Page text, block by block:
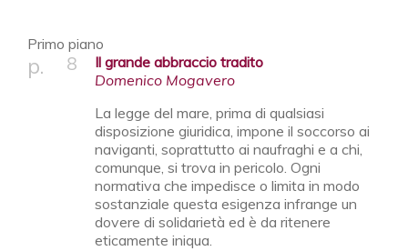
Primo piano
8
Il grande abbraccio tradito
Domenico Mogavero
La legge del mare, prima di qualsiasi
disposizione giuridica, impone il soccorso ai
naviganti, soprattutto ai naufraghi e a chi,
comunque, si trova in pericolo. Ogni
normativa che impedisce o limita in modo
sostanziale questa esigenza infrange un
dovere di solidarietà ed è da ritenere
eticamente iniqua.